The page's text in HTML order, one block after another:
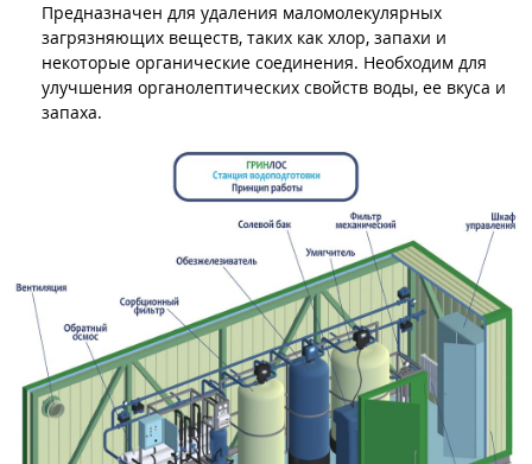
Предназначен для удаления маломолекулярных
загрязняющих веществ, таких как хлор, запахи и
некоторые органические соединения. Необходим для
улучшения органолептических свойств воды, ее вкуса и
запаха.